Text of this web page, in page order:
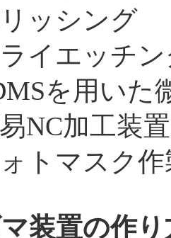
ッシング
イエッチン
を用いた
NC加工装
トマスク作
装置の作り